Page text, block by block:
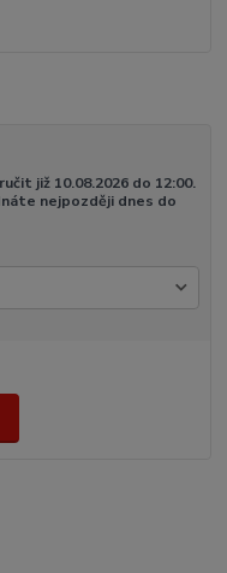
již 10.08.2026 do 12:00.
nejpozději dnes do